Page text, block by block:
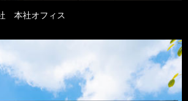
本社オフィス